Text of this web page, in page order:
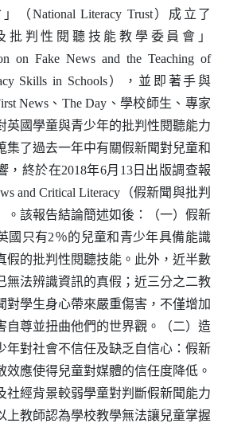
」（National Literacy Trust）成立了
批判性閱聽技能教學委員會」
on Fake News and the Teaching of
Skills in Schools），並即著手與
News 、 The Day 、學校師生、專家
英國學童與青少年的批判性閱聽能力
集了過去一年中有關假新聞對兒童和
，終於在2018年6月13日出版調查報
and Critical Literacy （假新聞與批判
。該報告結論簡述如後：（一）假新
國只有2％的兒童和青少年具備能識
假的批判性閱聽技能。此外，近半數
無法辨識資訊的真假；近三分之二教
對學生身心帶來嚴重傷害，不僅增加
自尊並扭曲他們的世界觀。（二）造
年對社會不信任及缺乏自信心：假新
效應使得兒童對媒體的信任度降低。
社經背景較弱學童對判斷假新聞能力
上教師認為學校教學無法讓兒童掌握